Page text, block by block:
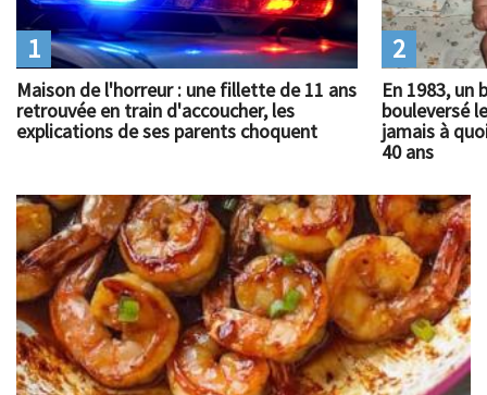
Maison de l'horreur : une fillette de 11 ans
retrouvée en train d'accoucher, les
explications de ses parents choquent
1
En 1983, un
bouleversé
jamais à
40 ans
2